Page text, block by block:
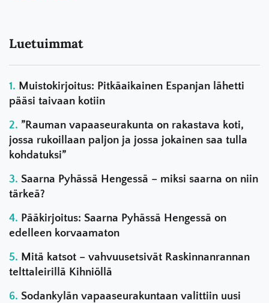
Luetuimmat
Muistokirjoitus: Pitkäaikainen Espanjan lähetti
pääsi taivaan kotiin
”Rauman vapaaseurakunta on rakastava koti,
jossa rukoillaan paljon ja jossa jokainen saa tulla
kohdatuksi”
Saarna Pyhässä Hengessä – miksi saarna on niin
tärkeä?
Pääkirjoitus: Saarna Pyhässä Hengessä on
edelleen korvaamaton
Mitä katsot – vahvuusetsivät Raskinnanrannan
telttaleirillä Kihniöllä
Sodankylän vapaaseurakuntaan valittiin uusi